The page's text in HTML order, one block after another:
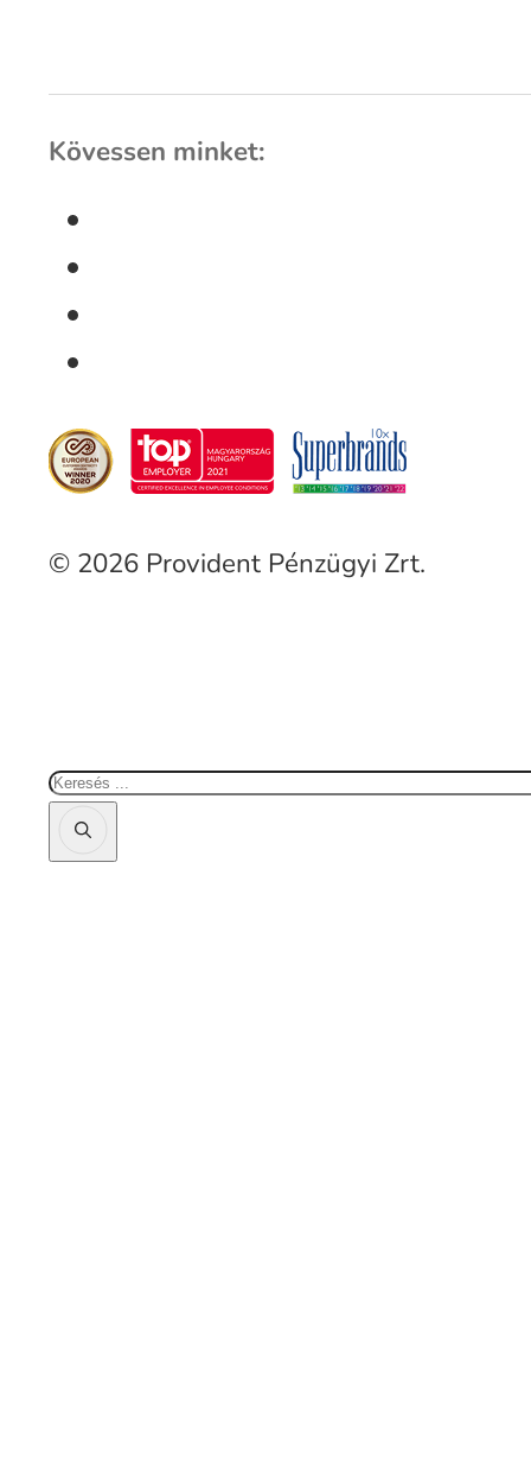
Kövessen minket:
© 2026 Provident Pénzügyi Zrt.
Keresés